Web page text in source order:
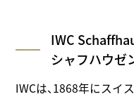
IWC
シャフハウゼ
IWCは、1868年にスイ